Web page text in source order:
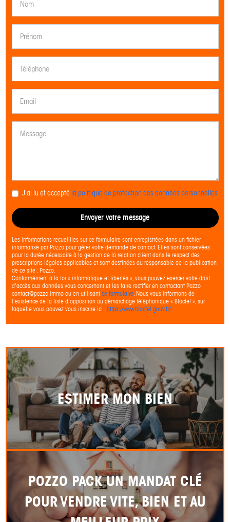
J'ai lu et accepté la politique de protection des données personnelles
Envoyer votre message
Les informations recueillies sur ce formulaire sont enregistrées dans un fichier
informatisé par Pozzo pour gérer votre demande de contact. Elles sont conservées
pour la durée nécessaire à la gestion de la relation client dans le respect des
prescriptions légales applicables et sont destinées au responsable de la publication
de ce site : Pozzo.
Conformément à la loi « informatique et libertés », vous pouvez exercer votre droit
d'accès aux données vous concernant et les faire rectifier en contactant Pozzo
contact@pozzo.immo ou en utilisant ce formulaire. Nous vous informons de
l’existence de la liste d'opposition au démarchage téléphonique « Bloctel », sur
laquelle vous pouvez vous inscrire ici : https://www.bloctel.gouv.fr/
ESTIMER MON BIEN
POZZO PACK UN MANDAT CLÉ
POUR VENDRE VITE, BIEN ET AU